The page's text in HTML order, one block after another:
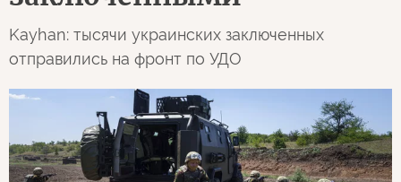
Kayhan: тысячи украинских заключенных
отправились на фронт по УДО